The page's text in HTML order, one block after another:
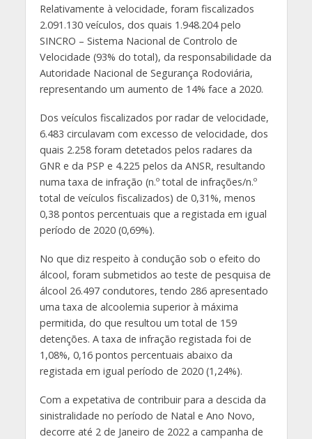
Relativamente à velocidade, foram fiscalizados
2.091.130 veículos, dos quais 1.948.204 pelo
SINCRO – Sistema Nacional de Controlo de
Velocidade (93% do total), da responsabilidade da
Autoridade Nacional de Segurança Rodoviária,
representando um aumento de 14% face a 2020.
Dos veículos fiscalizados por radar de velocidade,
6.483 circulavam com excesso de velocidade, dos
quais 2.258 foram detetados pelos radares da
GNR e da PSP e 4.225 pelos da ANSR, resultando
numa taxa de infração (n.º total de infrações/n.º
total de veículos fiscalizados) de 0,31%, menos
0,38 pontos percentuais que a registada em igual
período de 2020 (0,69%).
No que diz respeito à condução sob o efeito do
álcool, foram submetidos ao teste de pesquisa de
álcool 26.497 condutores, tendo 286 apresentado
uma taxa de alcoolemia superior à máxima
permitida, do que resultou um total de 159
detenções. A taxa de infração registada foi de
1,08%, 0,16 pontos percentuais abaixo da
registada em igual período de 2020 (1,24%).
Com a expetativa de contribuir para a descida da
sinistralidade no período de Natal e Ano Novo,
decorre até 2 de Janeiro de 2022 a campanha de